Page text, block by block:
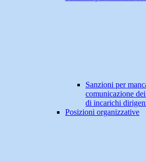
Sanzioni per
comunicazione
di incarichi
Posizioni organizzative